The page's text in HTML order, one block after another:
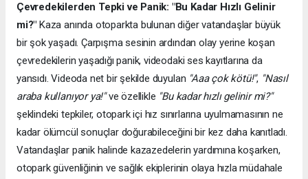
Çevredekilerden Tepki ve Panik: "Bu Kadar Hızlı Gelinir
mi?" Kaza anında otoparkta bulunan diğer vatandaşlar büyük
bir şok yaşadı. Çarpışma sesinin ardından olay yerine koşan
çevredekilerin yaşadığı panik, videodaki ses kayıtlarına da
yansıdı. Videoda net bir şekilde duyulan "Aaa çok kötü!", "Nasıl
araba kullanıyor ya!"ve özellikle "Bu kadar hızlı gelinir mi?"
şeklindeki tepkiler, otopark içi hız sınırlarına uyulmamasının ne
kadar ölümcül sonuçlar doğurabileceğini bir kez daha kanıtladı.
Vatandaşlar panik halinde kazazedelerin yardımına koşarken,
otopark güvenliğinin ve sağlık ekiplerinin olaya hızla müdahale